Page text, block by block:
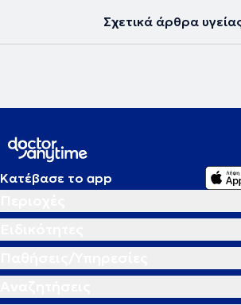
Σχετικά άρθρα
Κατέβασε το app